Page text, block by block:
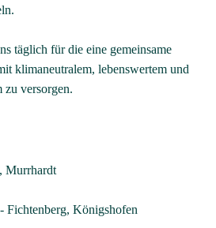
täglich für die eine gemeinsame
klimaneutralem, lebenswertem und
zu versorgen.
Murrhardt
- Fichtenberg, Königshofen